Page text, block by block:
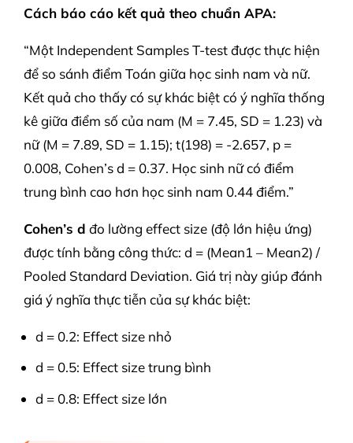
Cách báo cáo kết quả theo chuẩn APA:
“Một Independent Samples T-test được thực hiện
để so sánh điểm Toán giữa học sinh nam và nữ.
Kết quả cho thấy có sự khác biệt có ý nghĩa thống
kê giữa điểm số của nam (M = 7.45, SD = 1.23) và
nữ (M = 7.89, SD = 1.15); t(198) = -2.657, p =
0.008, Cohen’s d = 0.37. Học sinh nữ có điểm
trung bình cao hơn học sinh nam 0.44 điểm.”
Cohen’s d đo lường effect size (độ lớn hiệu ứng)
được tính bằng công thức: d = (Mean1 – Mean2) /
Pooled Standard Deviation. Giá trị này giúp đánh
giá ý nghĩa thực tiễn của sự khác biệt:
d = 0.2: Effect size nhỏ
d = 0.5: Effect size trung bình
d = 0.8: Effect size lớn